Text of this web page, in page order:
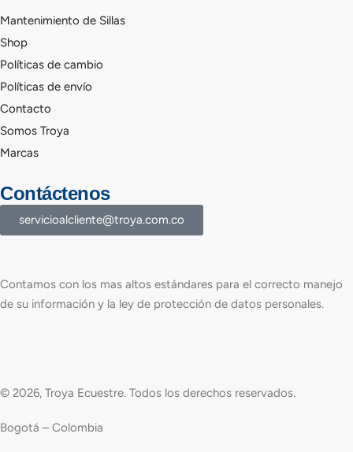
Mantenimiento de Sillas
Shop
Políticas de cambio
Políticas de envío
Contacto
Somos Troya
Marcas
Contáctenos
servicioalcliente@troya.com.co
Contamos con los mas altos estándares para el correcto manejo
de su información y la ley de protección de datos personales.
© 2026, Troya Ecuestre. Todos los derechos reservados.
Bogotá – Colombia